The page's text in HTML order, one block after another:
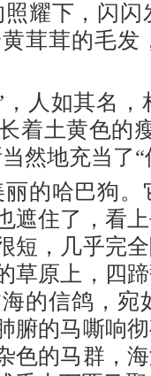
耀下，闪
茸茸的毛发
人如其名
着土黄色的
然地充当了
的哈巴狗
遮住了，看
短，几乎完
草原上，四
的信鸽，宛
腑的马嘶响
色的马群，